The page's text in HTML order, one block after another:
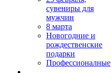
сувениры для
мужчин
8 марта
Новогодние и
рождественские
подарки
Профессионалные